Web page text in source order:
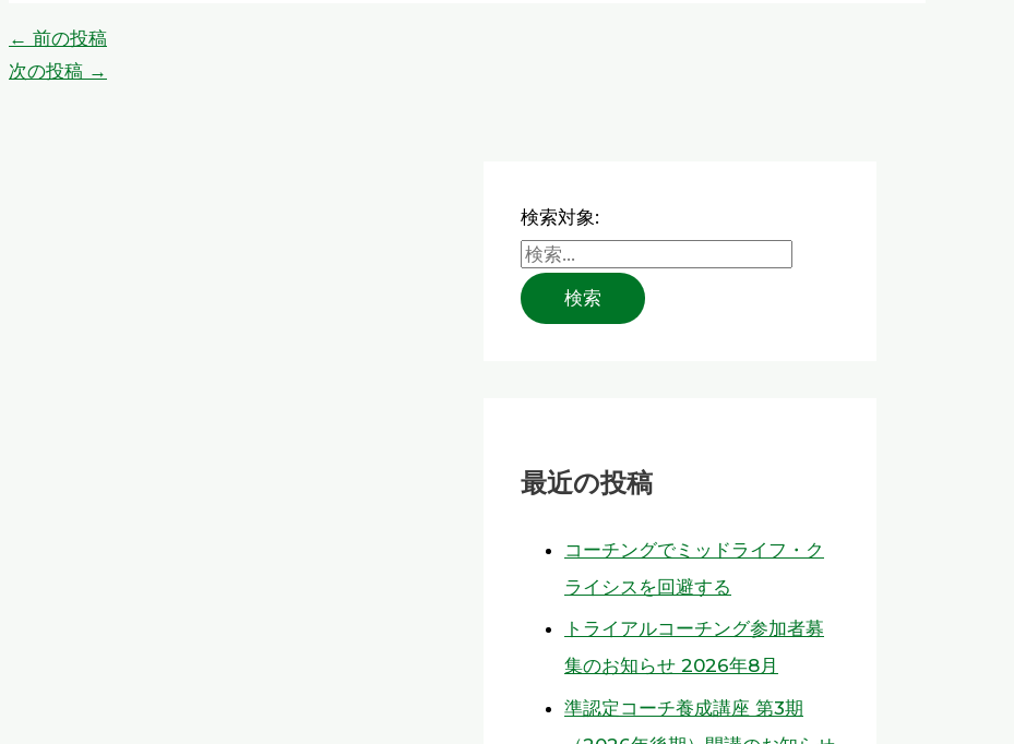
← 前の投稿
次の投稿 →
検索対象:
最近の投稿
コーチングでミッドライフ・ク
ライシスを回避する
トライアルコーチング参加者募
集のお知らせ 2026年8月
準認定コーチ養成講座 第3期